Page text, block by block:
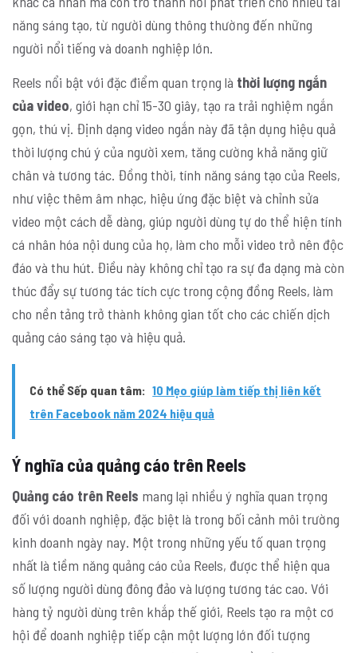
năng sáng tạo, từ người dùng thông thường đến những
người nổi tiếng và doanh nghiệp lớn.
Reels nổi bật với đặc điểm quan trọng là thời lượng ngắn
của video, giới hạn chỉ 15-30 giây, tạo ra trải nghiệm ngắn
gọn, thú vị. Định dạng video ngắn này đã tận dụng hiệu quả
thời lượng chú ý của người xem, tăng cường khả năng giữ
chân và tương tác. Đồng thời, tính năng sáng tạo của Reels,
như việc thêm âm nhạc, hiệu ứng đặc biệt và chỉnh sửa
video một cách dễ dàng, giúp người dùng tự do thể hiện tính
cá nhân hóa nội dung của họ, làm cho mỗi video trở nên độc
đáo và thu hút. Điều này không chỉ tạo ra sự đa dạng mà còn
thúc đẩy sự tương tác tích cực trong cộng đồng Reels, làm
cho nền tảng trở thành không gian tốt cho các chiến dịch
quảng cáo sáng tạo và hiệu quả.
Có thể Sếp quan tâm: 10 Mẹo giúp làm tiếp thị liên kết
trên Facebook năm 2024 hiệu quả
Ý nghĩa của quảng cáo trên Reels
Quảng cáo trên Reels mang lại nhiều ý nghĩa quan trọng
đối với doanh nghiệp, đặc biệt là trong bối cảnh môi trường
kinh doanh ngày nay. Một trong những yếu tố quan trọng
nhất là tiềm năng quảng cáo của Reels, được thể hiện qua
số lượng người dùng đông đảo và lượng tương tác cao. Với
hàng tỷ người dùng trên khắp thế giới, Reels tạo ra một cơ
hội để doanh nghiệp tiếp cận một lượng lớn đối tượng